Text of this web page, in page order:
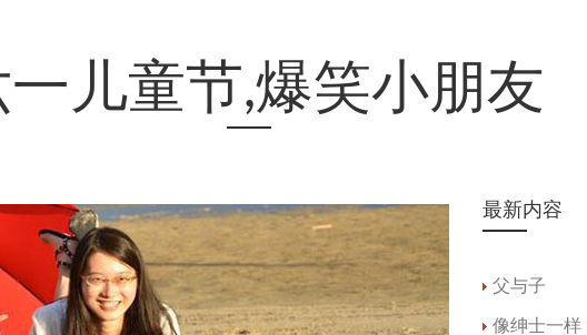
儿童节,爆笑小朋友
最新内容
父与子
像绅士一样